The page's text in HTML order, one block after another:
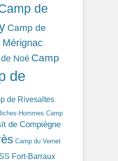
de
Camp de
Noé Camp
de
de Rivesaltes
Hommes Camp
de Compiègne
Camp du Vernet
Fort-Barraux